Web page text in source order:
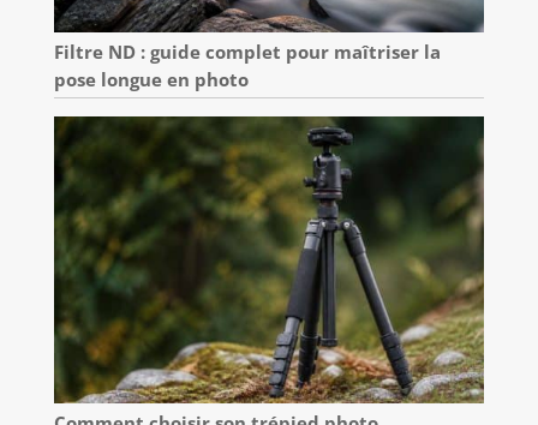
Filtre ND : guide complet pour maîtriser la
pose longue en photo